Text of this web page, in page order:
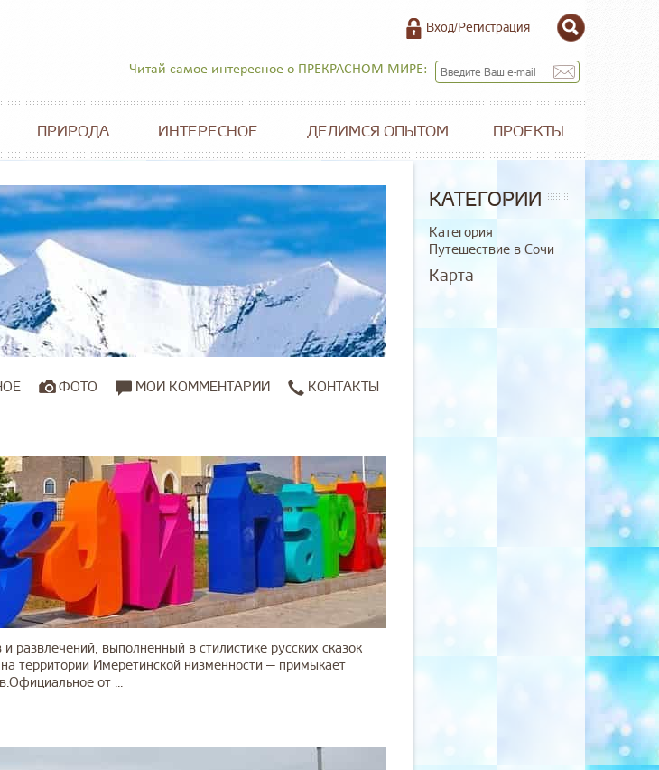
Вход/Регистрация
Читай самое интересное о ПРЕКРАСНОМ МИРЕ:
ПРИРОДА ИНТЕРЕСНОЕ ДЕЛИМСЯ ОПЫТОМ ПРОЕКТЫ
ФОТО МОИ КОММЕНТАРИИ КОНТАКТЫ
развлечений, выполненный в стилистике русских сказок
территории Имеретинской низменности — примыкает
от ...
КАТЕГОРИИ
Категория
Путешествие в Сочи
Карта